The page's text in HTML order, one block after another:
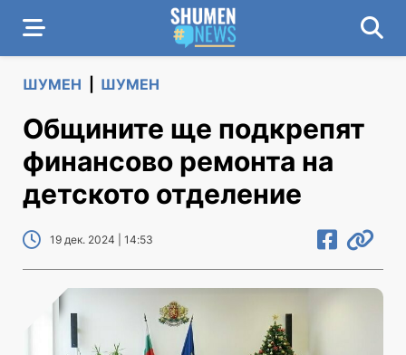
ШУМЕН ШУМЕН
Общините ще подкрепят
финансово ремонта на
детското отделение
19 дек. 2024 | 14:53